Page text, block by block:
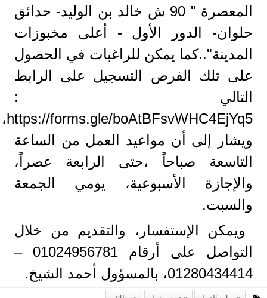
المعصرة " 90 ش خالد بن الوليد- حدائق
حلوان- الدور الأول - أعلى مخبوزات
المدينة"..كما يمكن للراغبات في الحصول
على تلك الفرص التسجيل على الرابط
التالي :
https://forms.gle/boAtBFsvWHC4EjYq5،
ويشار إلى أن مواعيد العمل من الساعة
التاسعة صباحاً ،حتى الرابعة عصراً،
والإجازة الأسبوعية، يومي الجمعة
والسبت.
ويمكن الإستفسار، والتقديم من خلال
التواصل على أرقام 01024956781 –
01280434414، بالمسؤول أحمد الشيخ.